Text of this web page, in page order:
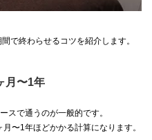
で終わらせるコツを紹介します。
月〜1年
スで通うのが一般的です。
〜1年ほどかかる計算になります。